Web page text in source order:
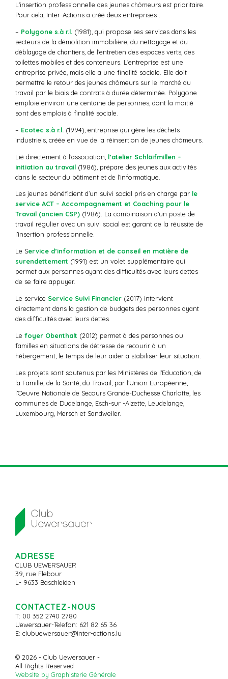
L’insertion professionnelle des jeunes chômeurs est prioritaire.
Pour cela, Inter-Actions a créé deux entreprises :
– Polygone s.à r.l. (1981), qui propose ses services dans les
secteurs de la démolition immobilière, du nettoyage et du
déblayage de chantiers, de l’entretien des espaces verts, des
toilettes mobiles et des conteneurs. L’entreprise est une
entreprise privée, mais elle a une finalité sociale. Elle doit
permettre le retour des jeunes chômeurs sur le marché du
travail par le biais de contrats à durée déterminée. Polygone
emploie environ une centaine de personnes, dont la moitié
sont des emplois à finalité sociale.
– Ecotec s.à r.l. (1994), entreprise qui gère les déchets
industriels, créée en vue de la réinsertion de jeunes chômeurs.
Lié directement à l’association, l’atelier Schläifmillen –
initiation au travail (1986), prépare des jeunes aux activités
dans le secteur du bâtiment et de l’informatique.
Les jeunes bénéficient d’un suivi social pris en charge par le
service ACT – Accompagnement et Coaching pour le
Travail (ancien CSP) (1986). La combinaison d’un poste de
travail régulier avec un suivi social est garant de la réussite de
l’insertion professionnelle.
Le Service d’information et de conseil en matière de
surendettement (1991) est un volet supplémentaire qui
permet aux personnes ayant des difficultés avec leurs dettes
de se faire appuyer.
Le service Service Suivi Financier (2017) intervient
directement dans la gestion de budgets des personnes ayant
des difficultés avec leurs dettes.
Le foyer Obenthalt (2012) permet à des personnes ou
familles en situations de détresse de recourir à un
hébergement, le temps de leur aider à stabiliser leur situation.
Les projets sont soutenus par les Ministères de l’Education, de
la Famille, de la Santé, du Travail, par l’Union Européenne,
l’Oeuvre Nationale de Secours Grande-Duchesse Charlotte, les
communes de Dudelange, Esch-sur -Alzette, Leudelange,
Luxembourg, Mersch et Sandweiler.
ADRESSE
CLUB UEWERSAUER
39, rue Flebour
L- 9633 Baschleiden
CONTACTEZ-NOUS
T: 00 352 2740 2780
Uewersauer-Telefon: 621 82 65 36
E: clubuewersauer@inter-actions.lu
© 2026 - Club Uewersauer -
All Rights Reserved
Website by Graphisterie Générale